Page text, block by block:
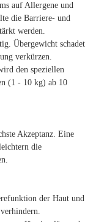
auf Allergene und
die Barriere- und
werden.
Übergewicht schadet
verkürzen.
den speziellen
(1 - 10 kg) ab 10
Akzeptanz. Eine
die
der Haut und